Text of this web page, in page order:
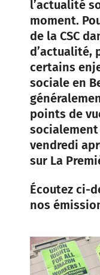
l’actualité
moment.
de la CSC
d’actualité,
certains
sociale en
points de
vendredi
sur La
Écoutez ci-
nos